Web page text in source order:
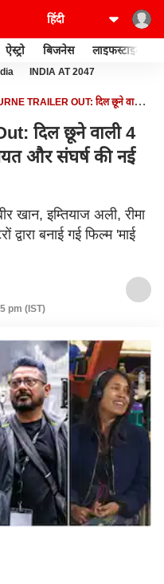
ऐस्ट्रो बिजनेस लाइफस्टाइल
INDIA AT 2047
TRAILER OUT: दिल छूने वाली 4
दिल छूने वाली 4
और संघर्ष की नई
इम्तियाज अली, रीमा
बनाई गई फिल्म 'माई
pm (IST)